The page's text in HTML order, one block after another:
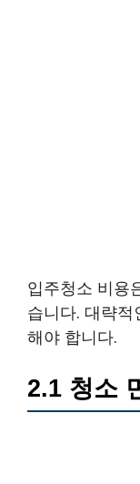
입주청소 비용
습니다. 대략
해야 합니다.
2.1 청소